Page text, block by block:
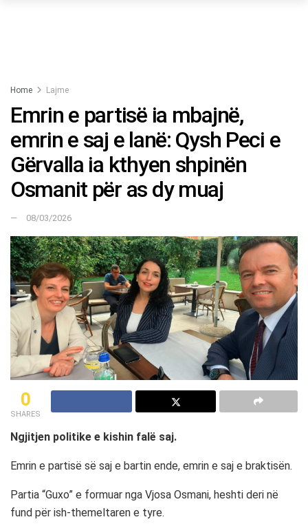
Home Lajme
Emrin e partisë ia mbajnë,
emrin e saj e lanë: Qysh Peci e
Gërvalla ia kthyen shpinën
Osmanit për as dy muaj
08/03/2026
0
SHARES
Ngjitjen politike e kishin falë saj.
Emrin e partisë së saj e bartin ende, emrin e saj e braktisën.
Partia “Guxo” e formuar nga Vjosa Osmani, heshti deri në
fund për ish-themeltaren e tyre.